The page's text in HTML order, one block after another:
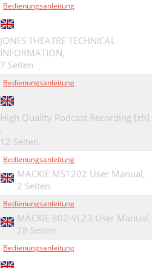
Bedienungsanleitung
JONES THEATRE TECHNICAL
INFORMATION,
7 Seiten
Bedienungsanleitung
High Quality Podcast Recording [zh]
,
12 Seiten
Bedienungsanleitung
MACKIE MS1202 User Manual,
2 Seiten
Bedienungsanleitung
MACKIE 802-VLZ3 User Manual,
28 Seiten
Bedienungsanleitung